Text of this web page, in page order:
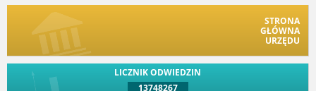
STRONA
GŁÓWNA
URZĘDU
LICZNIK ODWIEDZIN
13748267